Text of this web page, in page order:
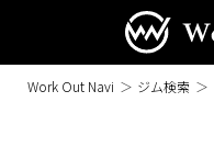
Work Out Navi ＞ ジム検索 ＞